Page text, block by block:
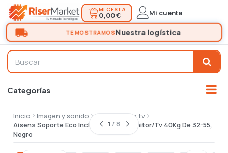
MI CESTA
0,00 € Mi cuenta
Inicio Imagen y sonido Tv
Soporte tv
Aisens Soporte Eco Inclinable Para Monitor/Tv 40Kg De 32-55,
Negro
1 / 8